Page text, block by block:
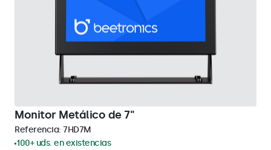
Monitor Metálico de 7"
Referencia: 7HD7M
100+ uds. en existencias